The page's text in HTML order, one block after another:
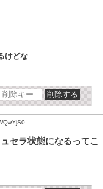
けどな
セラ状態になるってこ